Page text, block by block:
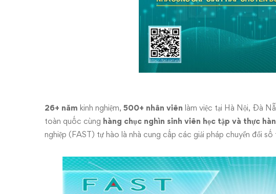
26+ năm kinh nghiệm, 500+ nhân viên làm việc tại Hà Nội, Đà
toàn quốc cùng hàng chục nghìn sinh viên học tập và thực
nghiệp (FAST) tự hào là nhà cung cấp các giải pháp chuyển đổi số